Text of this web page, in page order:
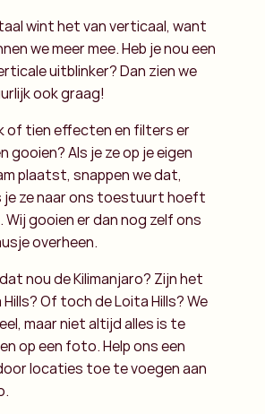
wint het van verticaal, want
we meer mee. Heb je nou een
uitblinker? Dan zien we
ook graag!
of tien effecten en filters er
gooien? Als je ze op je eigen
plaatst, snappen we dat,
je ze naar ons toestuurt hoeft
gooien er dan nog zelf ons
overheen.
nou de Kilimanjaro? Zijn het
Of toch de Loita Hills? We
maar niet altijd alles is te
op een foto. Help ons een
locaties toe te voegen aan